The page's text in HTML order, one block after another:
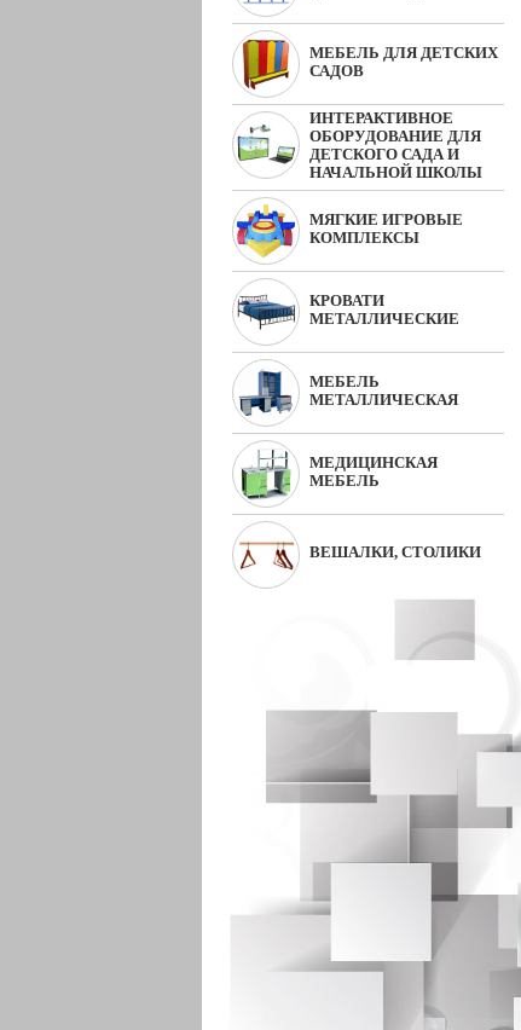
МЕБЕЛЬ ДЛЯ ДЕТСКИХ
САДОВ
ИНТЕРАКТИВНОЕ
ОБОРУДОВАНИЕ ДЛЯ
ДЕТСКОГО САДА И
НАЧАЛЬНОЙ ШКОЛЫ
МЯГКИЕ ИГРОВЫЕ
КОМПЛЕКСЫ
КРОВАТИ
МЕТАЛЛИЧЕСКИЕ
МЕБЕЛЬ
МЕТАЛЛИЧЕСКАЯ
МЕДИЦИНСКАЯ
МЕБЕЛЬ
ВЕШАЛКИ, СТОЛИКИ